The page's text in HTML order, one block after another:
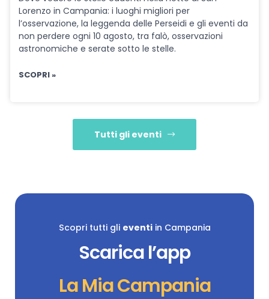
Lorenzo in Campania: i luoghi migliori per
l’osservazione, la leggenda delle Perseidi e gli eventi da
non perdere ogni 10 agosto, tra falò, osservazioni
astronomiche e serate sotto le stelle.
SCOPRI »
Tutti gli eventi
Scopri tutti gli eventiin Campania
Scarica l’app
La Mia Campania